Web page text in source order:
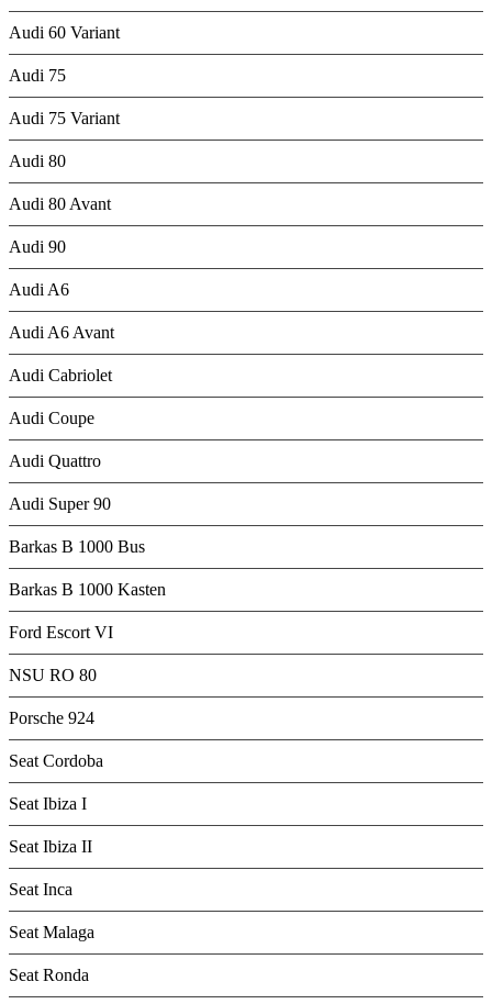
Audi 60 Variant
Audi 75
Audi 75 Variant
Audi 80
Audi 80 Avant
Audi 90
Audi A6
Audi A6 Avant
Audi Cabriolet
Audi Coupe
Audi Quattro
Audi Super 90
Barkas B 1000 Bus
Barkas B 1000 Kasten
Ford Escort VI
NSU RO 80
Porsche 924
Seat Cordoba
Seat Ibiza I
Seat Ibiza II
Seat Inca
Seat Malaga
Seat Ronda